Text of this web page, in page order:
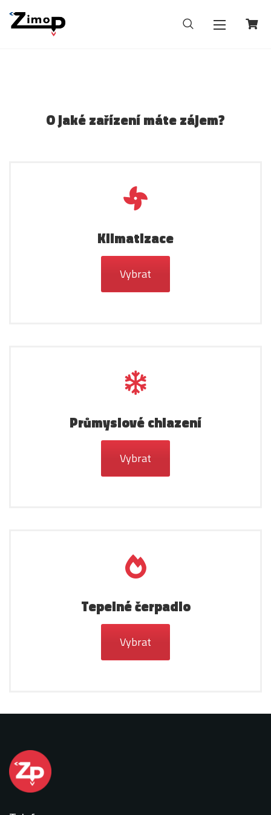
O jaké zařízení máte zájem?
Klimatizace
Vybrat
Průmyslové chlazení
Vybrat
Tepelné čerpadlo
Vybrat